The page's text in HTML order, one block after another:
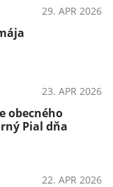
29. APR 2026
23. APR 2026
obecného
Pial dňa
22. APR 2026